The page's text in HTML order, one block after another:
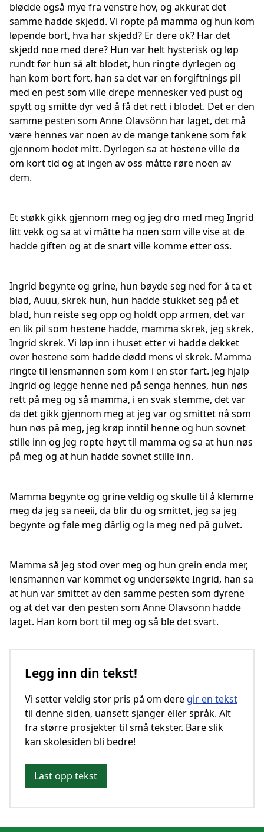
blødde også mye fra venstre hov, og akkurat det
samme hadde skjedd. Vi ropte på mamma og hun kom
løpende bort, hva har skjedd? Er dere ok? Har det
skjedd noe med dere? Hun var helt hysterisk og løp
rundt før hun så alt blodet, hun ringte dyrlegen og
han kom bort fort, han sa det var en forgiftnings pil
med en pest som ville drepe mennesker ved pust og
spytt og smitte dyr ved å få det rett i blodet. Det er den
samme pesten som Anne Olavsönn har laget, det må
være hennes var noen av de mange tankene som føk
gjennom hodet mitt. Dyrlegen sa at hestene ville dø
om kort tid og at ingen av oss måtte røre noen av
dem.
Et støkk gikk gjennom meg og jeg dro med meg Ingrid
litt vekk og sa at vi måtte ha noen som ville vise at de
hadde giften og at de snart ville komme etter oss.
Ingrid begynte og grine, hun bøyde seg ned for å ta et
blad, Auuu, skrek hun, hun hadde stukket seg på et
blad, hun reiste seg opp og holdt opp armen, det var
en lik pil som hestene hadde, mamma skrek, jeg skrek,
Ingrid skrek. Vi løp inn i huset etter vi hadde dekket
over hestene som hadde dødd mens vi skrek. Mamma
ringte til lensmannen som kom i en stor fart. Jeg hjalp
Ingrid og legge henne ned på senga hennes, hun nøs
rett på meg og så mamma, i en svak stemme, det var
da det gikk gjennom meg at jeg var og smittet nå som
hun nøs på meg, jeg krøp inntil henne og hun sovnet
stille inn og jeg ropte høyt til mamma og sa at hun nøs
på meg og at hun hadde sovnet stille inn.
Mamma begynte og grine veldig og skulle til å klemme
meg da jeg sa neeii, da blir du og smittet, jeg sa jeg
begynte og føle meg dårlig og la meg ned på gulvet.
Mamma så jeg stod over meg og hun grein enda mer,
lensmannen var kommet og undersøkte Ingrid, han sa
at hun var smittet av den samme pesten som dyrene
og at det var den pesten som Anne Olavsönn hadde
laget. Han kom bort til meg og så ble det svart.
Legg inn din tekst!
Vi setter veldig stor pris på om dere gir en tekst
til denne siden, uansett sjanger eller språk. Alt
fra større prosjekter til små tekster. Bare slik
kan skolesiden bli bedre!
Last opp tekst